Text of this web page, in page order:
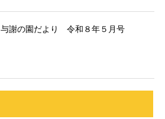
与謝の園だより 令和８年５月号